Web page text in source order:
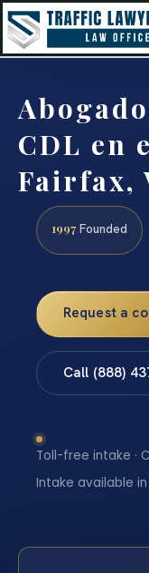
CDL en
Fairfax,
1997 Founded
Request a
Call (888)
Toll-free intake ·
Intake available in